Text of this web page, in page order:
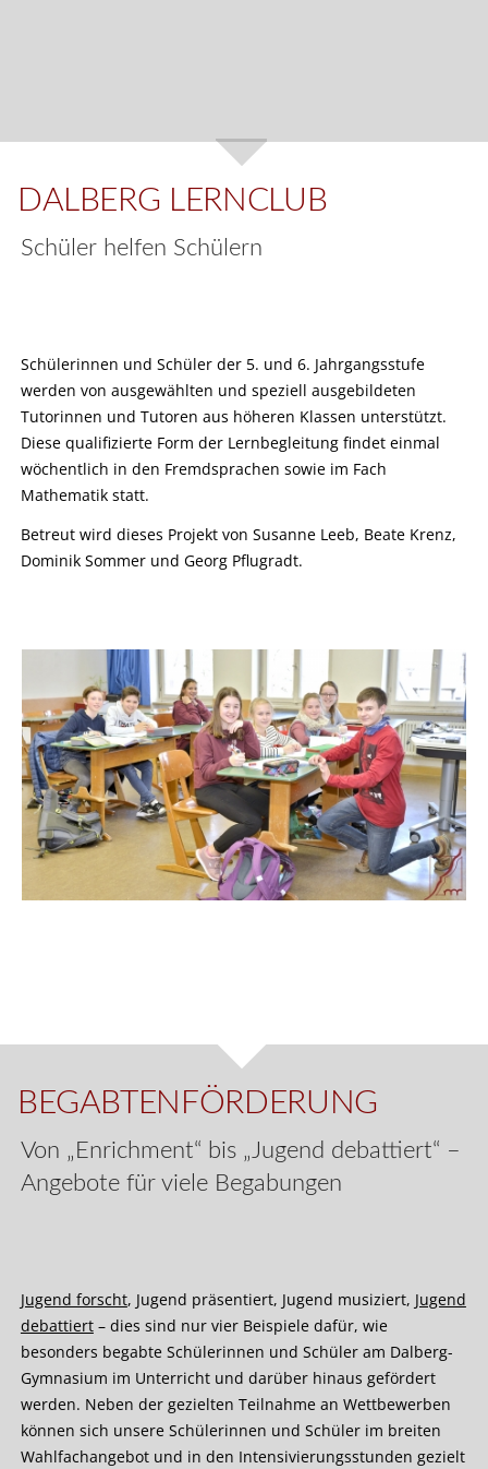
DALBERG LERNCLUB
Schüler helfen Schülern
Schülerinnen und Schüler der 5. und 6. Jahrgangsstufe
werden von ausgewählten und speziell ausgebildeten
Tutorinnen und Tutoren aus höheren Klassen unterstützt.
Diese qualifizierte Form der Lernbegleitung findet einmal
wöchentlich in den Fremdsprachen sowie im Fach
Mathematik statt.
Betreut wird dieses Projekt von Susanne Leeb, Beate Krenz,
Dominik Sommer und Georg Pflugradt.
BEGABTENFÖRDERUNG
Von „Enrichment“ bis „Jugend debattiert“ –
Angebote für viele Begabungen
Jugend forscht, Jugend präsentiert, Jugend musiziert, Jugend
debattiert– dies sind nur vier Beispiele dafür, wie
besonders begabte Schülerinnen und Schüler am Dalberg-
Gymnasium im Unterricht und darüber hinaus gefördert
werden. Neben der gezielten Teilnahme an Wettbewerben
können sich unsere Schülerinnen und Schüler im breiten
Wahlfachangebot und in den Intensivierungsstunden gezielt